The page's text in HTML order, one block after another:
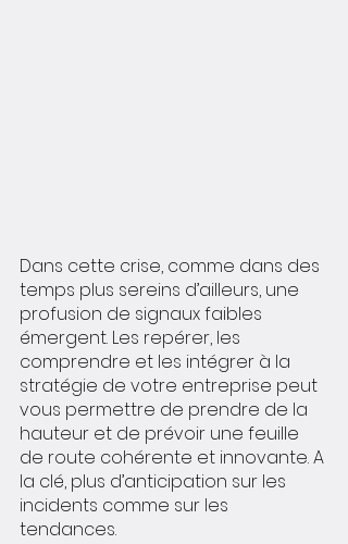
Dans cette crise, comme dans des
temps plus sereins d’ailleurs, une
profusion de signaux faibles
émergent. Les repérer, les
comprendre et les intégrer à la
stratégie de votre entreprise peut
vous permettre de prendre de la
hauteur et de prévoir une feuille
de route cohérente et innovante. A
la clé, plus d’anticipation sur les
incidents comme sur les
tendances.